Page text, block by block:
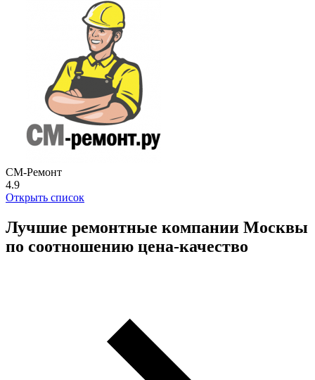
СМ-Ремонт
4.9
Открыть список
Лучшие ремонтные компании Москвы
по соотношению цена-качество